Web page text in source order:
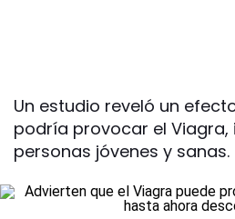
Un estudio reveló un
podría provocar el Viagra,
personas jóvenes y sanas.